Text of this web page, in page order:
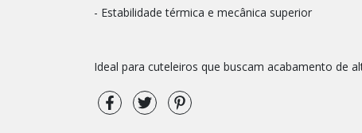
- Estabilidade térmica e mecânica superior
Ideal para cuteleiros que buscam acabamento de